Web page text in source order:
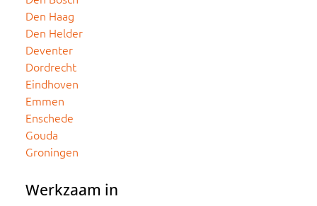
Den Haag
Den Helder
Deventer
Dordrecht
Eindhoven
Emmen
Enschede
Gouda
Groningen
Werkzaam in